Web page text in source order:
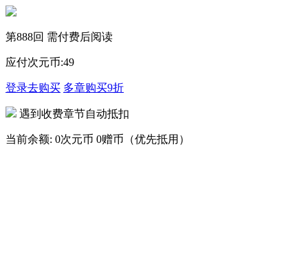
第888回 需付费后阅读
应付次元币:49
登录去购买 多章购买9折
遇到收费章节自动抵扣
当前余额: 0次元币 0赠币（优先抵用）